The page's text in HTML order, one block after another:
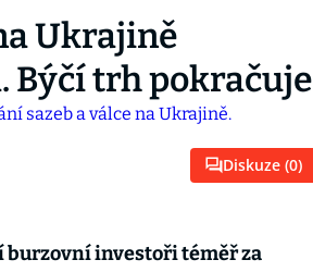
Ukrajině
Býčí trh pokračuje
Diskuze (0)
investoři téměř za